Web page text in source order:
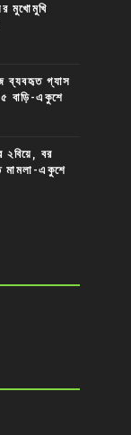
মুখোমুখি
ব্যবহৃত গ্যাস
৫ বাড়ি-একুশে
২বিয়ে, বর
মামলা-একুশে